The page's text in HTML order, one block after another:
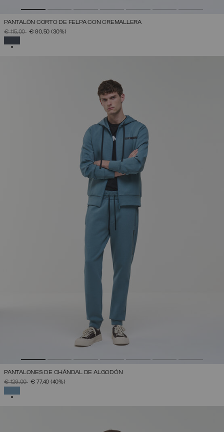
PANTALÓN CORTO DE FELPA CON CREMALLERA
PRECIO REBAJADO DE
€ 115,00A€ 80,50 (30%)
PANTALONES DE CHÁNDAL DE ALGODÓN
PRECIO REBAJADO DE
€ 129,00A€ 77,40 (40%)